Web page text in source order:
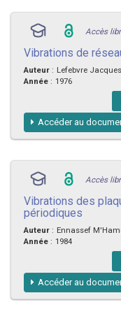
Accès
Vibrations de
Auteur : Lefebvre Jacques
Année : 1976
Accéder au
Accès
Vibrations des
périodiques
Auteur : Ennassef
Année : 1984
Accéder au